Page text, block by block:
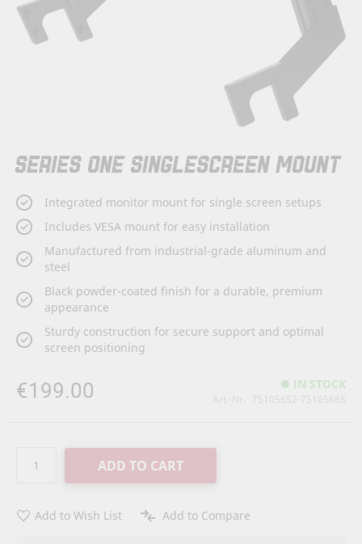
SERIES ONE SINGLESCREEN MOUNT
Integrated monitor mount for single screen setups
Includes VESA mount for easy installation
Manufactured from industrial-grade aluminum and
steel
Black powder-coated finish for a durable, premium
appearance
Sturdy construction for secure support and optimal
screen positioning
€199.00 IN STOCK
Art.-Nr. 75105652-75105685
ADD TO CART
Add to Wish List Add to Compare
to
the
beginning
of
the
gallery